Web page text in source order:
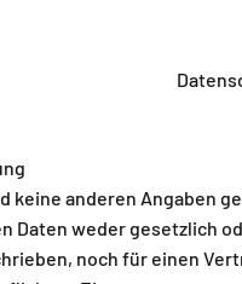
keine anderen Angaben
Daten weder gesetzlich
noch für einen